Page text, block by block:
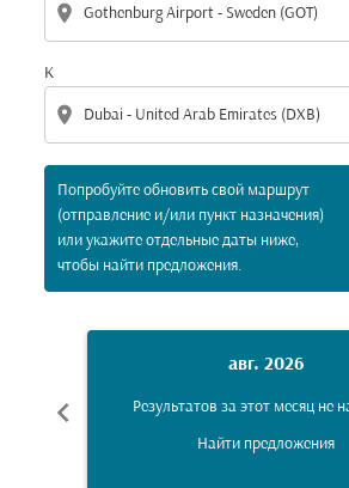
location_on
К
location_on
Попробуйте обновить свой маршрут
(отправление и/или пункт назначения)
или укажите отдельные даты ниже,
чтобы найти предложения.
chevron_left
авг. 2026
Результатов за этот месяц не
Найти предложения